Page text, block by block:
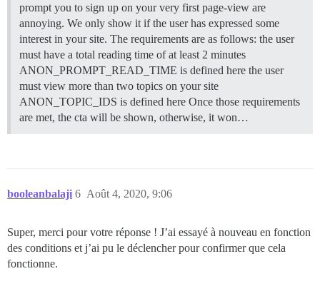
prompt you to sign up on your very first page-view are
annoying. We only show it if the user has expressed some
interest in your site. The requirements are as follows: the user
must have a total reading time of at least 2 minutes
ANON_PROMPT_READ_TIME is defined here the user
must view more than two topics on your site
ANON_TOPIC_IDS is defined here Once those requirements
are met, the cta will be shown, otherwise, it won…
booleanbalaji Août 4, 2020, 9:06
6
Super, merci pour votre réponse ! J’ai essayé à nouveau en fonction
des conditions et j’ai pu le déclencher pour confirmer que cela
fonctionne.